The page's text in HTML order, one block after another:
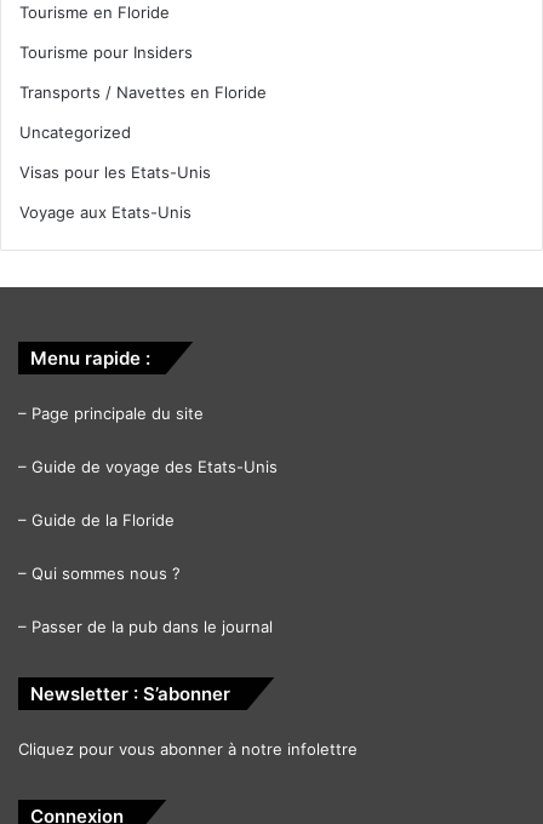
Tourisme en Floride
Tourisme pour Insiders
Transports / Navettes en Floride
Uncategorized
Visas pour les Etats-Unis
Voyage aux Etats-Unis
Menu rapide :
– Page principale du site
– Guide de voyage des Etats-Unis
– Guide de la Floride
– Qui sommes nous ?
– Passer de la pub dans le journal
Newsletter : S’abonner
Cliquez pour vous abonner à notre infolettre
Connexion